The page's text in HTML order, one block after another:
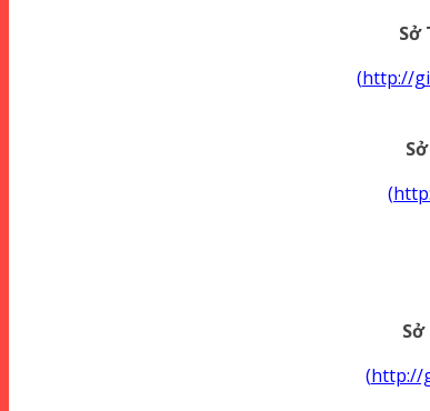
Sở
(http://
(
(http://